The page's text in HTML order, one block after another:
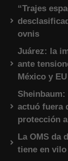
“Trajes
ovnis
Juárez: la
ante
México y EU
Sheinbaum:
actuó fuera
protección
La OMS da
tiene en